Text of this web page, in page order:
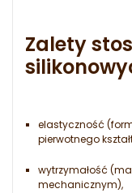
Zalety
elastyczność
pierwotnego
wytrzymałość
mechanicznym),